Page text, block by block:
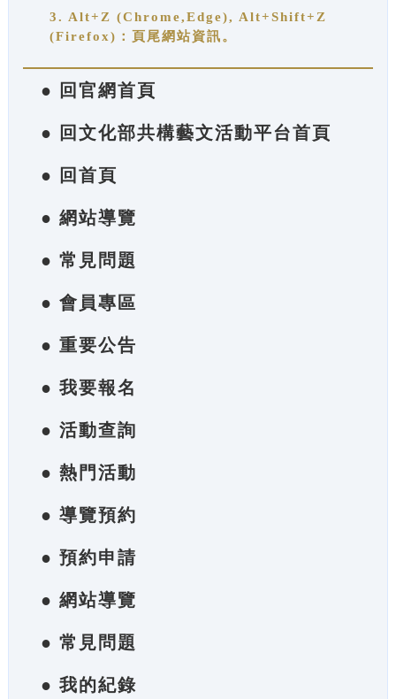
3. Alt+Z (Chrome,Edge), Alt+Shift+Z
(Firefox)：頁尾網站資訊。
● 回官網首頁
● 回文化部共構藝文活動平台首頁
● 回首頁
● 網站導覽
● 常見問題
● 會員專區
● 重要公告
● 我要報名
● 活動查詢
● 熱門活動
● 導覽預約
● 預約申請
● 網站導覽
● 常見問題
● 我的紀錄